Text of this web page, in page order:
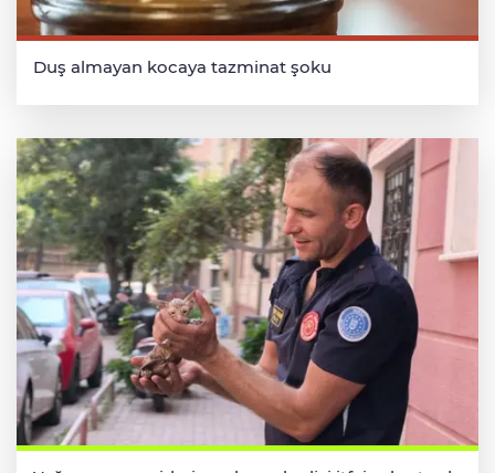
Duş almayan kocaya tazminat şoku